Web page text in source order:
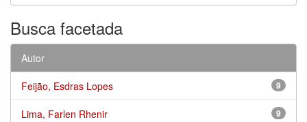
Busca facetada
Autor
9
Feijão, Esdras Lopes
9
Lima, Farlen Rhenir